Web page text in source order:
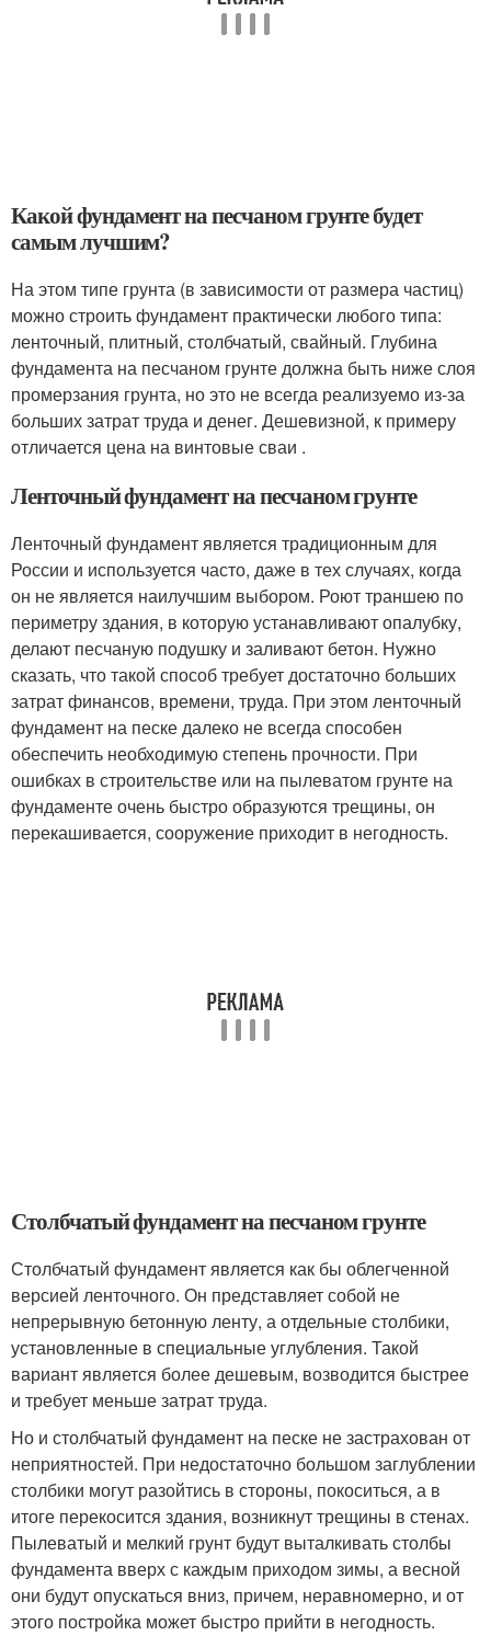
Какой фундамент на песчаном грунте будет
самым лучшим?
На этом типе грунта (в зависимости от размера частиц)
можно строить фундамент практически любого типа:
ленточный, плитный, столбчатый, свайный. Глубина
фундамента на песчаном грунте должна быть ниже слоя
промерзания грунта, но это не всегда реализуемо из-за
больших затрат труда и денег. Дешевизной, к примеру
отличается цена на винтовые сваи .
Ленточный фундамент на песчаном грунте
Ленточный фундамент является традиционным для
России и используется часто, даже в тех случаях, когда
он не является наилучшим выбором. Роют траншею по
периметру здания, в которую устанавливают опалубку,
делают песчаную подушку и заливают бетон. Нужно
сказать, что такой способ требует достаточно больших
затрат финансов, времени, труда. При этом ленточный
фундамент на песке далеко не всегда способен
обеспечить необходимую степень прочности. При
ошибках в строительстве или на пылеватом грунте на
фундаменте очень быстро образуются трещины, он
перекашивается, сооружение приходит в негодность.
Столбчатый фундамент на песчаном грунте
Столбчатый фундамент является как бы облегченной
версией ленточного. Он представляет собой не
непрерывную бетонную ленту, а отдельные столбики,
установленные в специальные углубления. Такой
вариант является более дешевым, возводится быстрее
и требует меньше затрат труда.
Но и столбчатый фундамент на песке не застрахован от
неприятностей. При недостаточно большом заглублении
столбики могут разойтись в стороны, покоситься, а в
итоге перекосится здания, возникнут трещины в стенах.
Пылеватый и мелкий грунт будут выталкивать столбы
фундамента вверх с каждым приходом зимы, а весной
они будут опускаться вниз, причем, неравномерно, и от
этого постройка может быстро прийти в негодность.